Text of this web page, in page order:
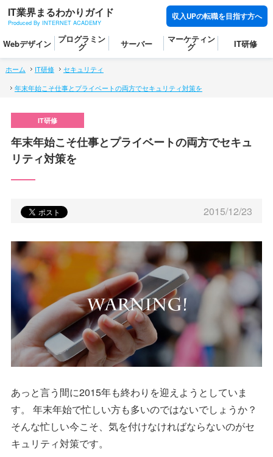
IT業界まるわかりガイド
Produced By INTERNET ACADEMY
収入UPの転職を目指す方へ
Webデザイン プログラミン
グ サーバー マーケティン
グ IT研修
ホーム IT研修
セキュリティ
年末年始こそ仕事とプライベートの両方でセキュリティ対策を
年末年始こそ仕事とプライベートの両方でセキュ
リティ対策を
2015/12/23
あっと言う間に2015年も終わりを迎えようとしていま
す。 年末年始で忙しい方も多いのではないでしょうか？
そんな忙しい今こそ、気を付けなければならないのがセ
キュリティ対策です。